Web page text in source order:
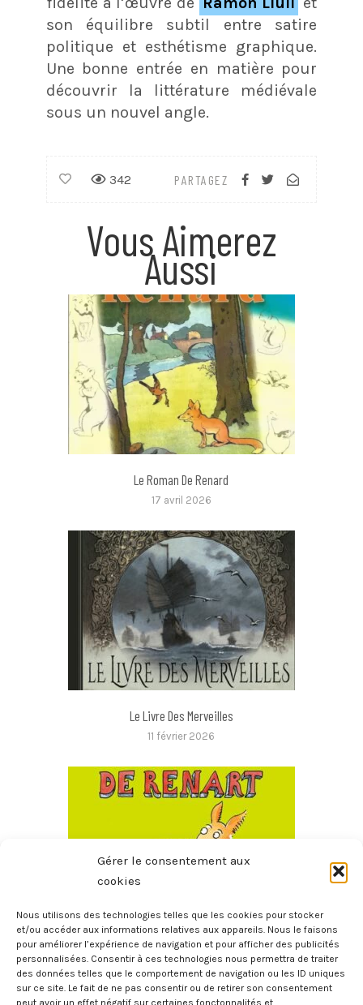
Gérer le consentement aux
cookies
Nous utilisons des technologies telles que les cookies pour stocker
et/ou accéder aux informations relatives aux appareils. Nous le faisons
pour améliorer l’expérience de navigation et pour afficher des publicités
personnalisées. Consentir à ces technologies nous permettra de traiter
des données telles que le comportement de navigation ou les ID uniques
sur ce site. Le fait de ne pas consentir ou de retirer son consentement
peut avoir un effet négatif sur certaines fonctonnalités et
son équilibre subtil entre satire
politique et esthétisme graphique.
Une bonne entrée en matière pour
découvrir la littérature médiévale
sous un nouvel angle.
PARTAGEZ
342
Vous Aimerez
Aussi
Le Roman De Renard
17 avril 2026
Le Livre Des Merveilles
11 février 2026
Le Roman De Renart
4 juin 2025